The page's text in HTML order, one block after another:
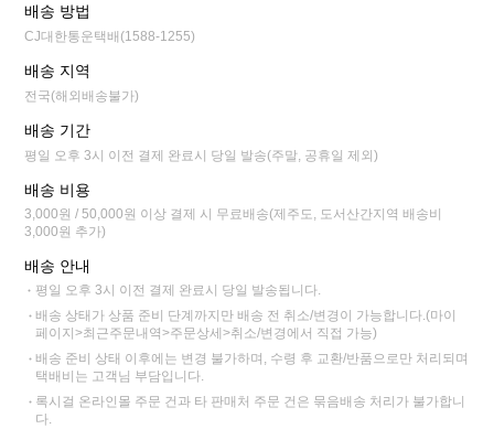
배송 방법
CJ대한통운택배(1588-1255)
배송 지역
전국(해외배송불가)
배송 기간
평일 오후 3시 이전 결제 완료시 당일 발송(주말, 공휴일 제외)
배송 비용
3,000원 / 50,000원 이상 결제 시 무료배송(제주도, 도서산간지역 배송비
3,000원 추가)
배송 안내
평일 오후 3시 이전 결제 완료시 당일 발송됩니다.
배송 상태가 상품 준비 단계까지만 배송 전 취소/변경이 가능합니다.(마이
페이지>최근주문내역>주문상세>취소/변경에서 직접 가능)
배송 준비 상태 이후에는 변경 불가하며, 수령 후 교환/반품으로만 처리되며
택배비는 고객님 부담입니다.
록시걸 온라인몰 주문 건과 타 판매처 주문 건은 묶음배송 처리가 불가합니
다.